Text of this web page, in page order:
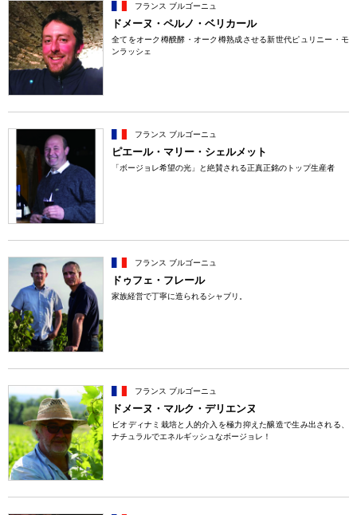
フランス ブルゴーニュ
ドメーヌ・ペルノ・ベリカール
全てをオーク樽醗酵・オーク樽熟成させる新世代ピュリニー・モ
ンラッシェ
フランス ブルゴーニュ
ピエール・マリー・シェルメット
「ボージョレ希望の光」と絶賛される正真正銘のトップ生産者
フランス ブルゴーニュ
ドゥフェ・フレール
家族経営で丁寧に造られるシャブリ。
フランス ブルゴーニュ
ドメーヌ・マルク・デリエンヌ
ビオディナミ栽培と人的介入を極力抑えた醸造で生み出される、
ナチュラルでエネルギッシュなボージョレ！